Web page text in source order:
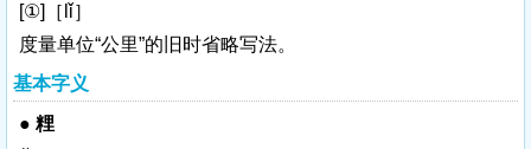
[①]［lǐ］
度量单位“公里”的旧时省略写法。
基本字义
● 粴